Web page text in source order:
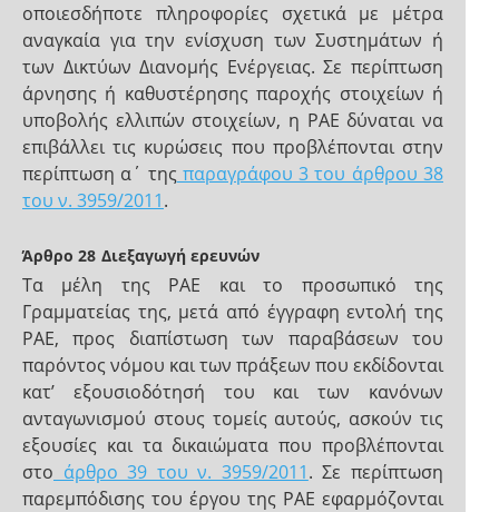
οποιεσδήποτε πληροφορίες σχετικά με μέτρα
αναγκαία για την ενίσχυση των Συστημάτων ή
των Δικτύων Διανομής Ενέργειας. Σε περίπτωση
άρνησης ή καθυστέρησης παροχής στοιχείων ή
υποβολής ελλιπών στοιχείων, η ΡΑΕ δύναται να
επιβάλλει τις κυρώσεις που προβλέπονται στην
περίπτωση α΄ της παραγράφου 3 του άρθρου 38
του ν. 3959/2011.
Άρθρο 28 Διεξαγωγή ερευνών
Τα μέλη της ΡΑΕ και το προσωπικό της
Γραμματείας της, μετά από έγγραφη εντολή της
ΡΑΕ, προς διαπίστωση των παραβάσεων του
παρόντος νόμου και των πράξεων που εκδίδονται
κατ’ εξουσιοδότησή του και των κανόνων
ανταγωνισμού στους τομείς αυτούς, ασκούν τις
εξουσίες και τα δικαιώματα που προβλέπονται
στο άρθρο 39 του ν. 3959/2011. Σε περίπτωση
παρεμπόδισης του έργου της ΡΑΕ εφαρμόζονται